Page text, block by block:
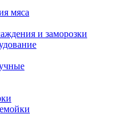
мяса
и заморозки